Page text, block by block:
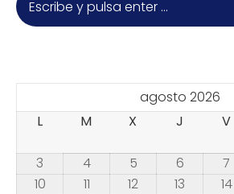
agosto 2026
L
M X J V
3
4 5 6 7
10
11 12 13 14